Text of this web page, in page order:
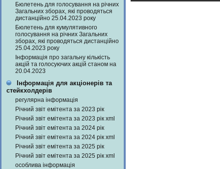
Бюлетень для голосування на річних
Загальних зборах, які проводяться
дистанційно 25.04.2023 року
Бюлетень для кумулятивного
голосування на річних Загальних
зборах, які проводяться дистанційно
25.04.2023 року
Інформація про загальну кількість
акцій та голосуючих акцій станом на
20.04.2023
Інформація для акціонерів та
стейкхолдерів
регулярна інформація
Річний звіт емітента за 2023 рік
Річний звіт емітента за 2023 рік xml
Річний звіт емітента за 2024 рік
Річний звіт емітента за 2024 рік xml
Річний звіт емітента за 2025 рік
Річний звіт емітента за 2025 рік xml
особлива інформація